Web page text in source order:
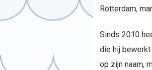
Rotterdam,
Sinds 2010
die hij
op zijn naam,